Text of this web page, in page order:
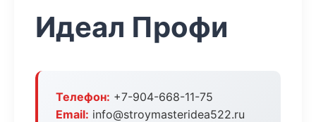
Идеал Профи
Телефон: +7-904-668-11-75
Email: info@stroymasteridea522.ru